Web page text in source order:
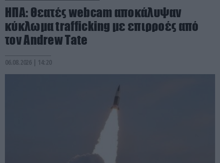
ΗΠΑ: Θεατές webcam αποκάλυψαν
κύκλωμα trafficking με επιρροές από
τον Andrew Tate
06.08.2026 | 14:20